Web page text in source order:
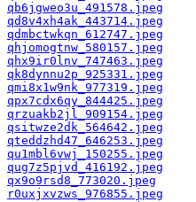
qb6jgweo3u_491578.jpeg
qd8v4xh4ak_443714.jpeg
qdmbctwkqn_612747.jpeg
qhjomogtnw_580157.jpeg
qhx9ir0lnv_747463.jpeg
qk8dynnu2p_925331.jpeg
qmi8x1w9nk_977319.jpeg
qpx7cdx6qy_844425.jpeg
qrzuakb2jl_909154.jpeg
qsitwze2dk_564642.jpeg
qteddzhd47_646253.jpeg
qu1mbl6vwj_150255.jpeg
qug7z5pjvd_416192.jpeg
qx9o9rsd8_773020.jpeg
r0uxjxvzws_976855.jpeg